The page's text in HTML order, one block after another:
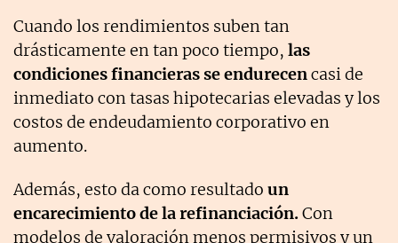
Cuando los rendimientos suben tan
drásticamente en tan poco tiempo, las
condiciones financieras se endurecencasi de
inmediato con tasas hipotecarias elevadas y los
costos de endeudamiento corporativo en
aumento.
Además, esto da como resultado un
encarecimiento de la refinanciación.Con
modelos de valoración menos permisivos y un